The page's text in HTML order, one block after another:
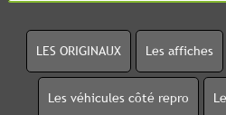
LES ORIGINAUX Les affiches
Les véhicules côté repro